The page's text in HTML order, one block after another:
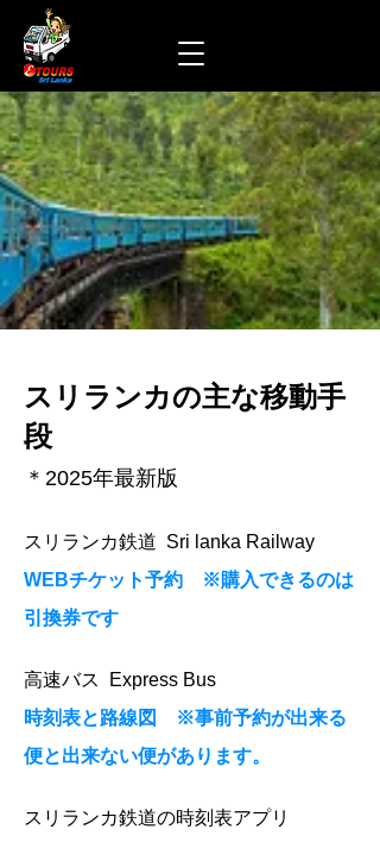
スリランカの主な移動手
段
＊2025年最新版
​スリランカ鉄道 Sri lanka Railway
WEBチケット予約 ※購入できるのは
引換券です
高速バス Express Bus
​時刻表と路線図 ※事前予約が出来る
便と出来ない便があります。
スリランカ鉄道の時刻表アプリ